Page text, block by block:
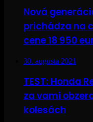
Nová
prichádza na
cene 18 950
30. augusta 2021
TEST: Honda
za vami
kolesách